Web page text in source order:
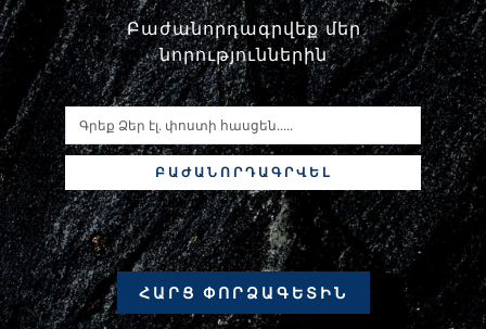
Բաժանորդագրվեք մեր
նորություններին
ԲԱԺԱՆՈՐԴԱԳՐՎԵԼ
ՀԱՐՑ ՓՈՐՁԱԳԵՏԻՆ